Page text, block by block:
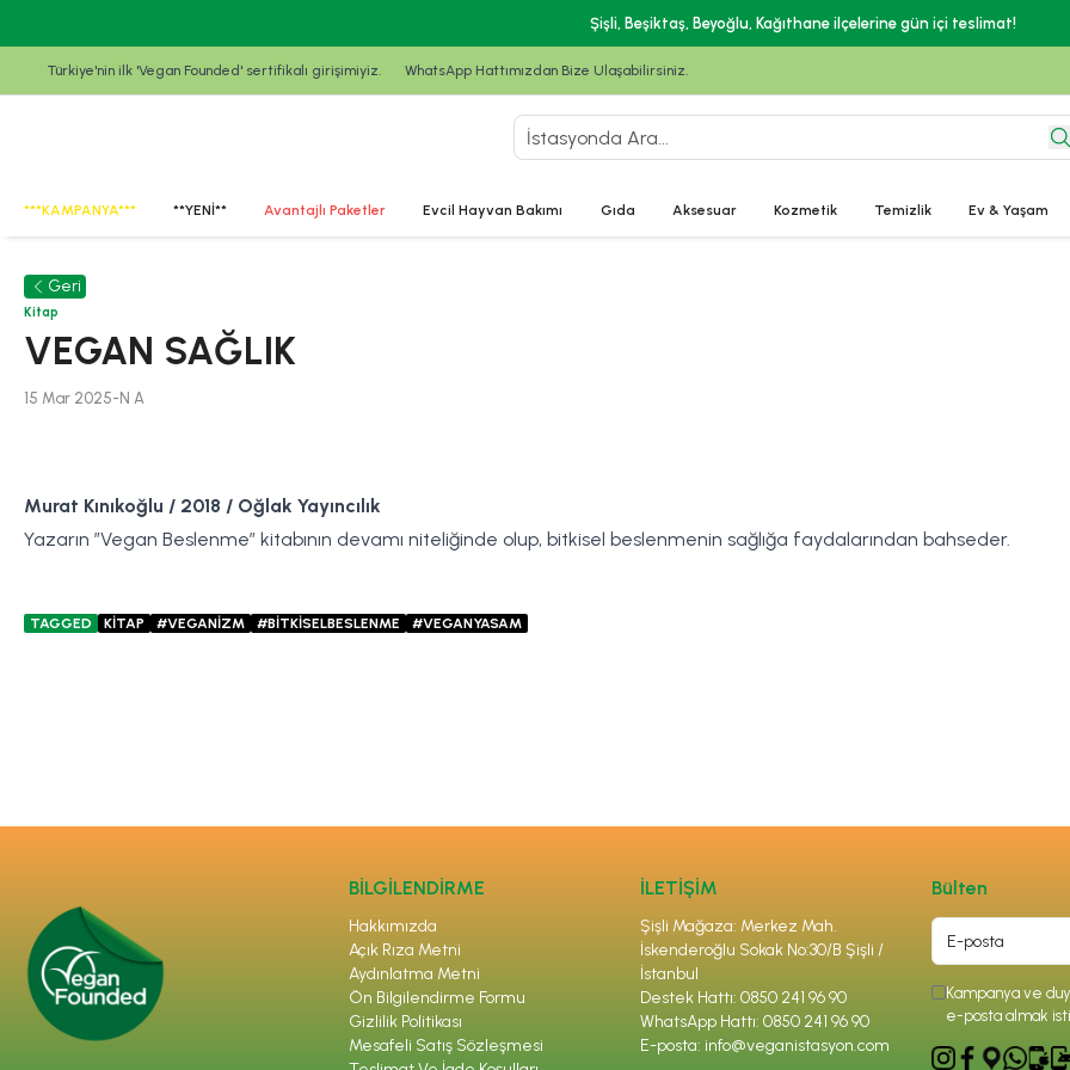
Şişli, Beşiktaş, Beyoğlu, Kağıthane ilçelerine gün içi teslimat!
Türkiye'nin ilk 'Vegan Founded' sertifikalı girişimiyiz. WhatsApp Hattımızdan Bize Ulaşabilirsiniz.
***KAMPANYA*** **YENİ** Avantajlı Paketler Evcil Hayvan Bakımı Gıda Aksesuar Kozmetik Temizlik Ev & Yaşam
Geri
Kitap
VEGAN SAĞLIK
15 Mar 2025- N A
Murat Kınıkoğlu / 2018 / Oğlak Yayıncılık
Yazarın ”Vegan Beslenme” kitabının devamı niteliğinde olup, bitkisel beslenmenin sağlığa faydalarından bahseder.
TAGGED KİTAP #VEGANİZM #BİTKİSELBESLENME #VEGANYASAM
BİLGİLENDİRME
Hakkımızda
Açık Rıza Metni
Aydınlatma Metni
Ön Bilgilendirme Formu
Gizlilik Politikası
Mesafeli Satış Sözleşmesi
İLETİŞİM
Şişli Mağaza: Merkez Mah.
İskenderoğlu Sokak No:30/B Şişli /
İstanbul
Destek Hattı: 0850 241 96 90
WhatsApp Hattı: 0850 241 96 90
E-posta: info@veganistasyon.com
Bülten
Kampanya ve
e-posta almak